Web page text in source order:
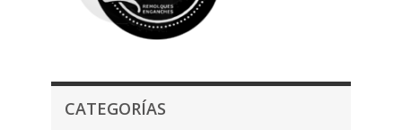
CATEGORÍAS